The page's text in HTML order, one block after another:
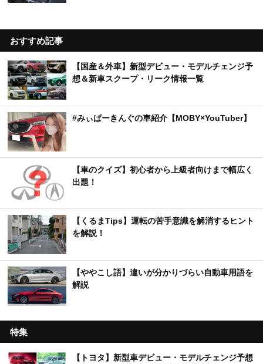
おすすめ記事
【国産＆外車】新型デビュー・モデルチェンジ予
想＆新車スクープ・リーク情報一覧
#みぃぱーきんぐの車紹介【MOBY×YouTuber】
【車のクイズ】初心者から上級者向けまで幅広く
出題！
【くるまTips】運転の苦手意識を解消するヒント
を解説！
【ややこし語】違いが分かりづらい自動車用語を
解説
特集
【トヨタ】新型車デビュー・モデルチェンジ予想